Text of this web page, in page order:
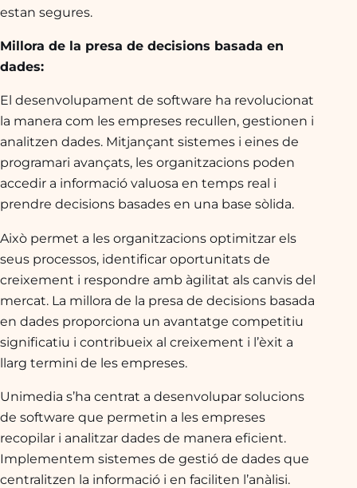
estan segures.
Millora de la presa de decisions basada en
dades:
El desenvolupament de software ha revolucionat
la manera com les empreses recullen, gestionen i
analitzen dades. Mitjançant sistemes i eines de
programari avançats, les organitzacions poden
accedir a informació valuosa en temps real i
prendre decisions basades en una base sòlida.
Això permet a les organitzacions optimitzar els
seus processos, identificar oportunitats de
creixement i respondre amb àgilitat als canvis del
mercat. La millora de la presa de decisions basada
en dades proporciona un avantatge competitiu
significatiu i contribueix al creixement i l’èxit a
llarg termini de les empreses.
Unimedia s’ha centrat a desenvolupar solucions
de software que permetin a les empreses
recopilar i analitzar dades de manera eficient.
Implementem sistemes de gestió de dades que
centralitzen la informació i en faciliten l’anàlisi.